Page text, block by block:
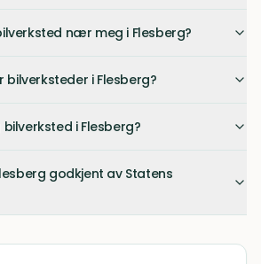
nær meg i Flesberg?
bilverksteder i Flesberg?
i Flesberg?
godkjent av Statens